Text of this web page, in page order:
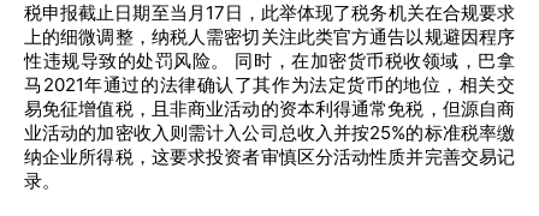
税申报截止日期至当月17日，此举体现了税务机关在合规要求
上的细微调整，纳税人需密切关注此类官方通告以规避因程序
性违规导致的处罚风险。 同时，在加密货币税收领域，巴拿
马2021年通过的法律确认了其作为法定货币的地位，相关交
易免征增值税，且非商业活动的资本利得通常免税，但源自商
业活动的加密收入则需计入公司总收入并按25%的标准税率缴
纳企业所得税，这要求投资者审慎区分活动性质并完善交易记
录。